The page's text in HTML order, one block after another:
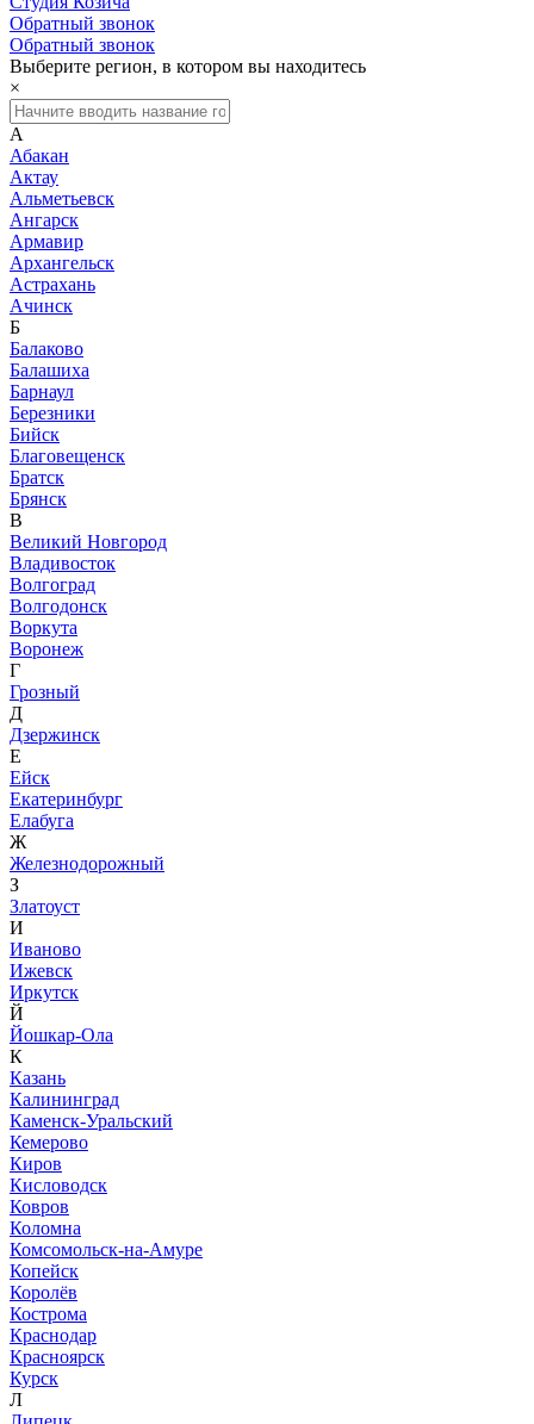
Обратный звонок
Обратный звонок
Выберите регион, в котором вы находитесь
×
А
Абакан
Актау
Альметьевск
Ангарск
Армавир
Архангельск
Астрахань
Ачинск
Б
Балаково
Балашиха
Барнаул
Березники
Бийск
Благовещенск
Братск
Брянск
В
Великий Новгород
Владивосток
Волгоград
Волгодонск
Воркута
Воронеж
Г
Грозный
Д
Дзержинск
Е
Ейск
Екатеринбург
Елабуга
Ж
Железнодорожный
З
Златоуст
И
Иваново
Ижевск
Иркутск
Й
Йошкар-Ола
К
Казань
Калининград
Каменск-Уральский
Кемерово
Киров
Кисловодск
Ковров
Коломна
Комсомольск-на-Амуре
Копейск
Королёв
Кострома
Краснодар
Красноярск
Курск
Л